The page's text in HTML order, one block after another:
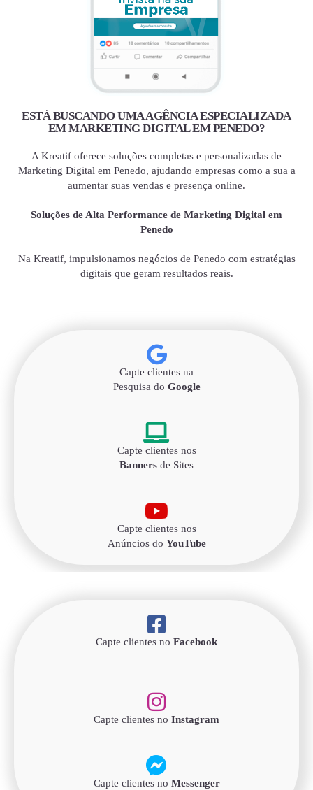
ESTÁ BUSCANDO UMA AGÊNCIA ESPECIALIZADA
EM MARKETING DIGITAL EM PENEDO?
A Kreatif oferece soluções completas e personalizadas de
Marketing Digital em Penedo, ajudando empresas como a sua a
aumentar suas vendas e presença online.
Soluções de Alta Performance de Marketing Digital em
Penedo
Na Kreatif, impulsionamos negócios de Penedo com estratégias
digitais que geram resultados reais.
Capte clientes na
Pesquisa do Google
Capte clientes nos
Banners de Sites
Capte clientes nos
Anúncios do YouTube
Capte clientes no Facebook
Capte clientes no Instagram
Capte clientes no Messenger